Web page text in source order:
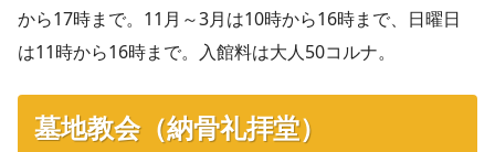
から17時まで。11月～3月は10時から16時まで、日曜日
は11時から16時まで。入館料は大人50コルナ。
墓地教会（納骨礼拝堂）